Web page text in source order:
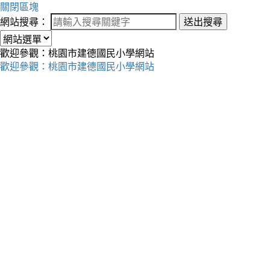
關閉區塊
網站搜尋：
送出搜尋
歡迎參觀：桃園市建德國民小學網站
歡迎參觀：桃園市建德國民小學網站